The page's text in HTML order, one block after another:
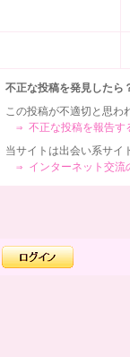
不正な投稿を発見したら
この投稿が不適切と思わ
⇒ 不正な投稿を報告す
当サイトは出会い系サイ
⇒ インターネット交流